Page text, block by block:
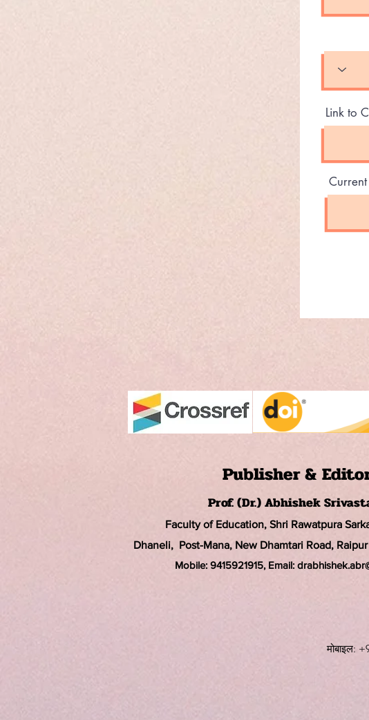
Link to
Publisher &
Prof. (Dr.) Abhishek
Faculty of Education, Shri Rawatpura
Dhaneli, Post-Mana, New Dhamtari Road, Raipur
Mobile: 9415921915, Email:
मोबाइल: